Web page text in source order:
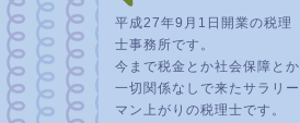
平成27年9月1日開業の税理
士事務所です。
今まで税金とか社会保障とか
一切関係なしで来たサラリー
マン上がりの税理士です。